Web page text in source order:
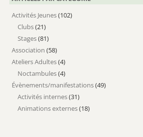
Activités Jeunes(102)
Clubs(21)
Stages(81)
Association (58)
Ateliers Adultes(4)
Noctambules(4)
Évènements/manifestations(49)
Activités internes(31)
Animations externes(18)